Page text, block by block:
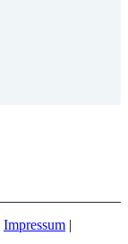
Impressum |